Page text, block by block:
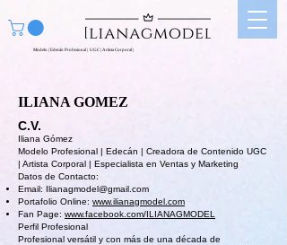
Modelo | Edecán Profesional | UGC | Artista Corporal |
ILIANA GOMEZ
C.V.
Iliana Gómez
Modelo Profesional | Edecán | Creadora de Contenido UGC
| Artista Corporal | Especialista en Ventas y Marketing
Datos de Contacto:
Email: Ilianagmodel@gmail.com
Portafolio Online: www.ilianagmodel.com
Fan Page: www.facebook.com/ILIANAGMODEL
Perfil Profesional
Profesional versátil y con más de una década de